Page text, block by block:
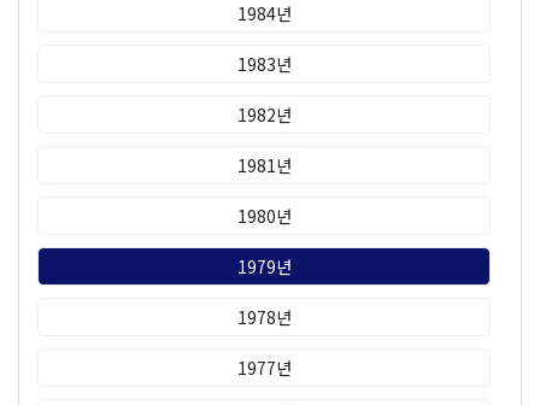
1984년
1983년
1982년
1981년
1980년
1979년
1978년
1977년